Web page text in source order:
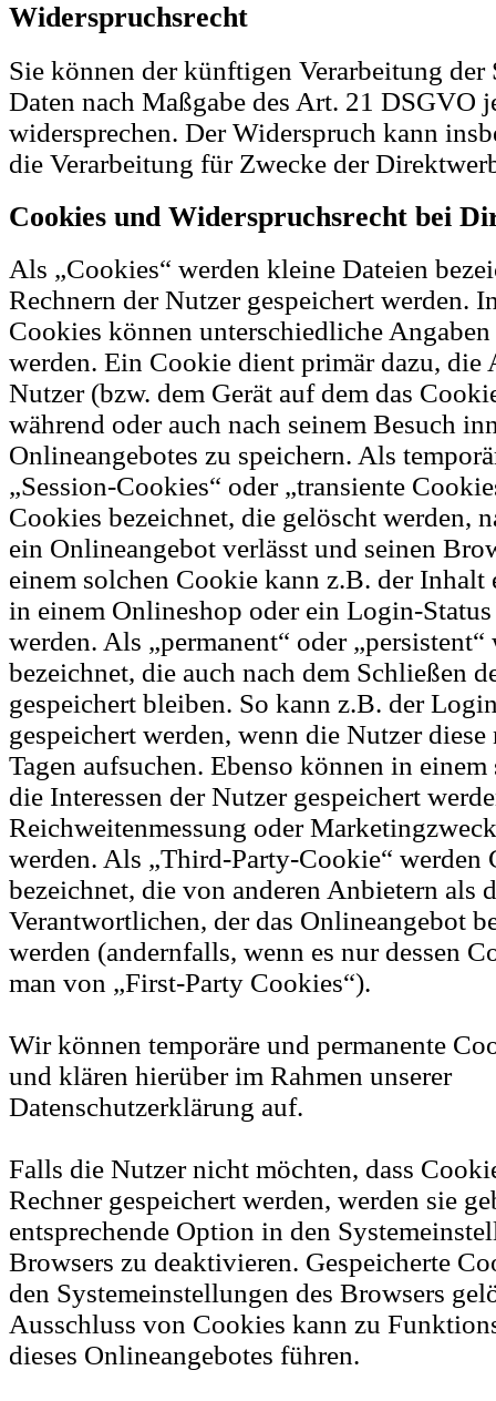
Widerspruchsrecht
Sie können der künftigen Verarbeitung der
Daten nach Maßgabe des Art. 21 DSGVO
widersprechen. Der Widerspruch kann
die Verarbeitung für Zwecke der
Cookies und Widerspruchsrecht bei
Als „Cookies“ werden kleine Dateien
Rechnern der Nutzer gespeichert werden.
Cookies können unterschiedliche Angaben
werden. Ein Cookie dient primär dazu, die
Nutzer (bzw. dem Gerät auf dem das
während oder auch nach seinem Besuch
Onlineangebotes zu speichern. Als
„Session-Cookies“ oder „transiente
Cookies bezeichnet, die gelöscht werden,
ein Onlineangebot verlässt und seinen
einem solchen Cookie kann z.B. der Inhalt
in einem Onlineshop oder ein Login-Status
werden. Als „permanent“ oder
bezeichnet, die auch nach dem Schließen
gespeichert bleiben. So kann z.B. der
gespeichert werden, wenn die Nutzer diese
Tagen aufsuchen. Ebenso können in
die Interessen der Nutzer gespeichert
Reichweitenmessung oder
werden. Als „Third-Party-Cookie“ werden
bezeichnet, die von anderen Anbietern als
Verantwortlichen, der das Onlineangebot
werden (andernfalls, wenn es nur dessen
man von „First-Party Cookies“).
Wir können temporäre und permanente
und klären hierüber im Rahmen unserer
Datenschutzerklärung auf.
Falls die Nutzer nicht möchten, dass
Rechner gespeichert werden, werden sie
entsprechende Option in den
Browsers zu deaktivieren. Gespeicherte
den Systemeinstellungen des Browsers
Ausschluss von Cookies kann zu
dieses Onlineangebotes führen.